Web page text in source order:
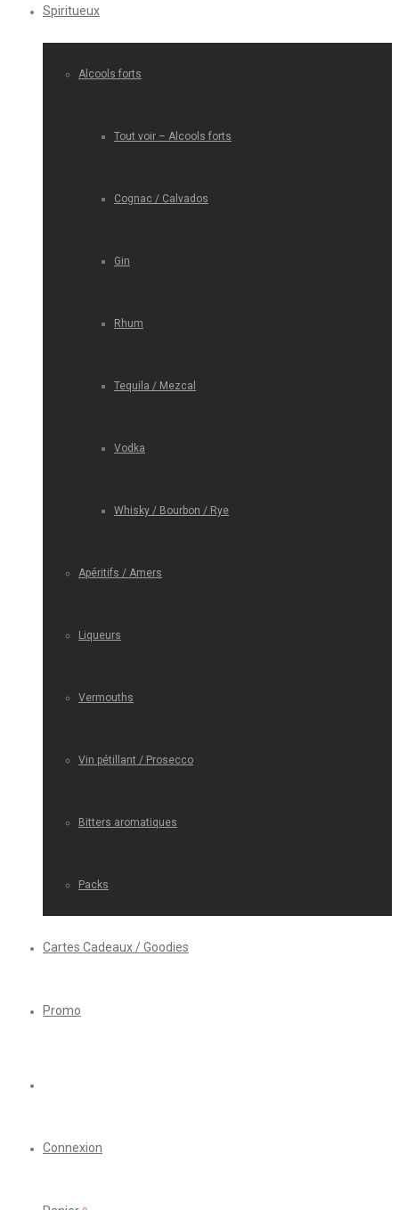
Spiritueux
Alcools forts
Tout voir – Alcools forts
Cognac / Calvados
Gin
Rhum
Tequila / Mezcal
Vodka
Whisky / Bourbon / Rye
Apéritifs / Amers
Liqueurs
Vermouths
Vin pétillant / Prosecco
Bitters aromatiques
Packs
Cartes Cadeaux / Goodies
Promo
Connexion